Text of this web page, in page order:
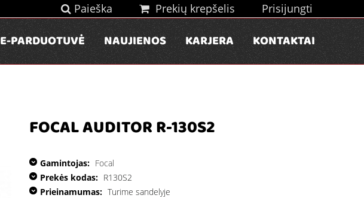
Paieška Prekių krepšelis Prisijungti
E-PARDUOTUVĖ NAUJIENOS KARJERA KONTAKTAI
FOCAL AUDITOR R-130S2
Gamintojas: Focal
Prekės kodas: R130S2
Prieinamumas: Turime sandelyje